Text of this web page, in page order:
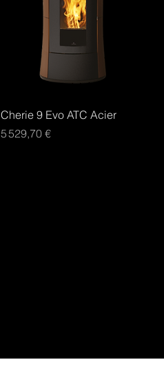
Aperçu rapide
Cherie 9 Evo ATC Acier
Prix
5 529,70 €